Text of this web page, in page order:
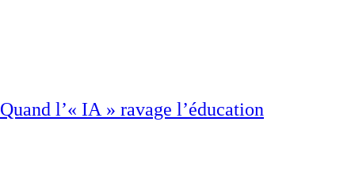
Quand l’« IA » ravage l’éducation